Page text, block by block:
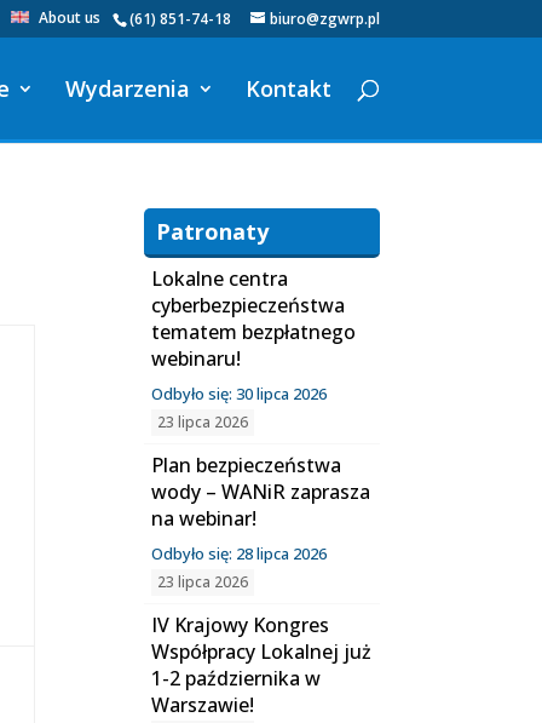
(61) 851-74-18 biuro@zgwrp.pl
About us
Wydarzenia Kontakt
Patronaty
Lokalne centra
cyberbezpieczeństwa
tematem bezpłatnego
webinaru!
Odbyło się: 30 lipca 2026
23 lipca 2026
Plan bezpieczeństwa
wody – WANiR zaprasza
na webinar!
Odbyło się: 28 lipca 2026
23 lipca 2026
IV Krajowy Kongres
Współpracy Lokalnej już
1-2 października w
Warszawie!